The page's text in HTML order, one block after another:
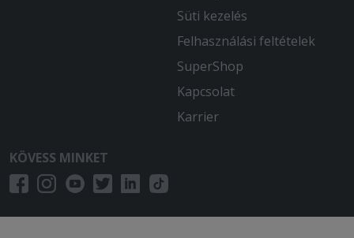
Süti kezelés
Felhasználási feltételek
SuperShop
Kapcsolat
Karrier
KÖVESS MINKET